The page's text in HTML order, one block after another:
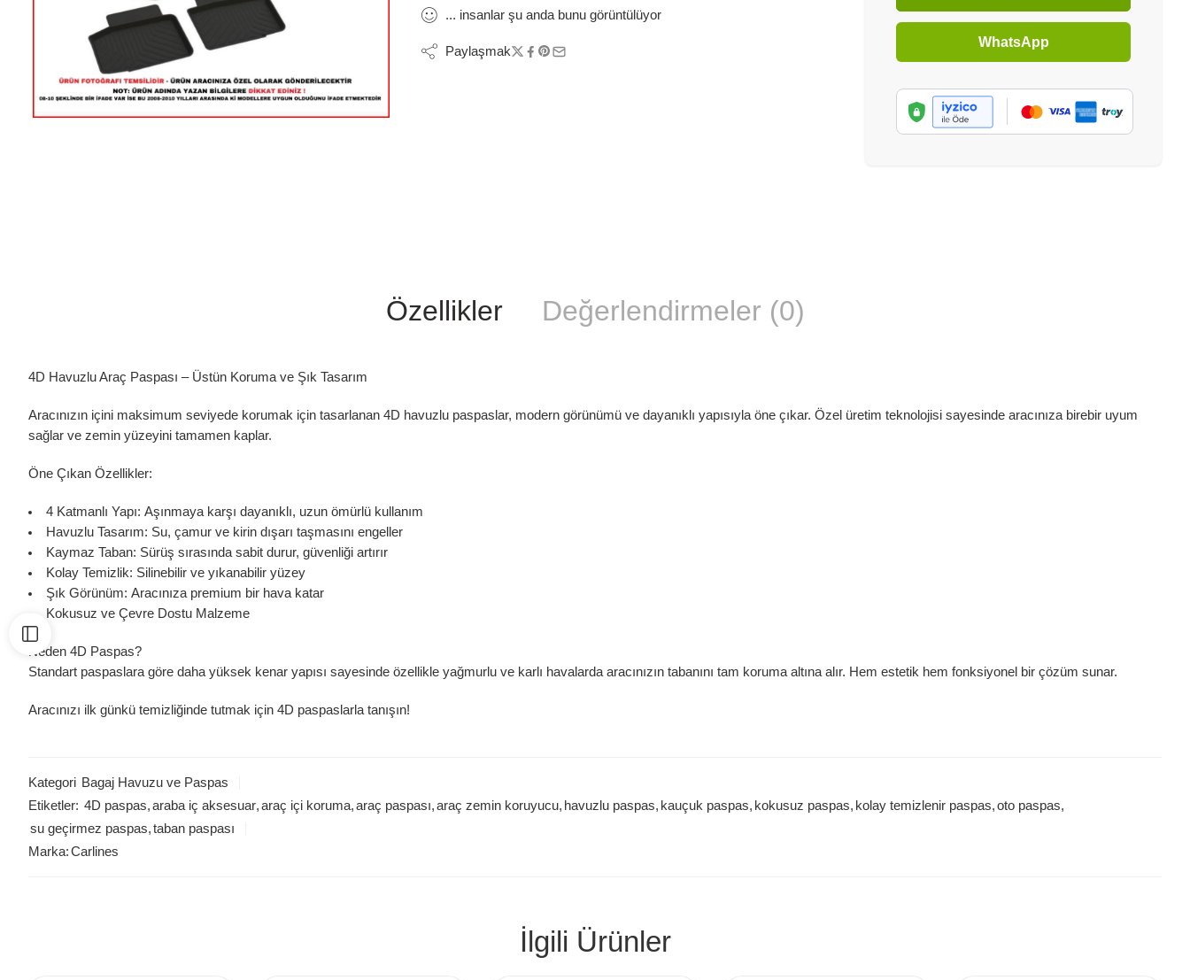
... insanlar şu anda bunu görüntülüyor
Paylaşmak
WhatsApp
Özellikler Değerlendirmeler (0)
4D Havuzlu Araç Paspası – Üstün Koruma ve Şık Tasarım
Aracınızın içini maksimum seviyede korumak için tasarlanan 4D havuzlu paspaslar, modern görünümü ve dayanıklı yapısıyla öne çıkar. Özel üretim teknolojisi sayesinde aracınıza birebir uyum
sağlar ve zemin yüzeyini tamamen kaplar.
Öne Çıkan Özellikler:
4 Katmanlı Yapı: Aşınmaya karşı dayanıklı, uzun ömürlü kullanım
Havuzlu Tasarım: Su, çamur ve kirin dışarı taşmasını engeller
Kaymaz Taban: Sürüş sırasında sabit durur, güvenliği artırır
Kolay Temizlik: Silinebilir ve yıkanabilir yüzey
Şık Görünüm: Aracınıza premium bir hava katar
Kokusuz ve Çevre Dostu Malzeme
Neden 4D Paspas?
Standart paspaslara göre daha yüksek kenar yapısı sayesinde özellikle yağmurlu ve karlı havalarda aracınızın tabanını tam koruma altına alır. Hem estetik hem fonksiyonel bir çözüm sunar.
Aracınızı ilk günkü temizliğinde tutmak için 4D paspaslarla tanışın!
Kategori Bagaj Havuzu ve Paspas
Etiketler: 4D paspas,araba iç aksesuar,araç içi koruma,araç paspası,araç zemin koruyucu, havuzlu paspas, kauçuk paspas, kokusuz paspas, kolay temizlenir paspas,oto paspas,
su geçirmez paspas,taban paspası
Marka:Carlines
İlgili Ürünler